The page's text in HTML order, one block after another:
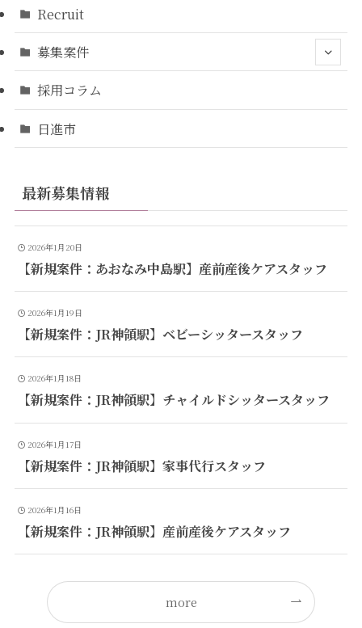
Recruit
募集案件
採用コラム
日進市
最新募集情報
2026年1月20日
【新規案件：あおなみ中島駅】産前産後ケアスタッフ
2026年1月19日
【新規案件：JR神領駅】ベビーシッタースタッフ
2026年1月18日
【新規案件：JR神領駅】チャイルドシッタースタッフ
2026年1月17日
【新規案件：JR神領駅】家事代行スタッフ
2026年1月16日
【新規案件：JR神領駅】産前産後ケアスタッフ
more